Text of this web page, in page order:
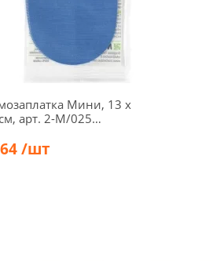
Мини, 13 х
арт. 2-М/025
/шт